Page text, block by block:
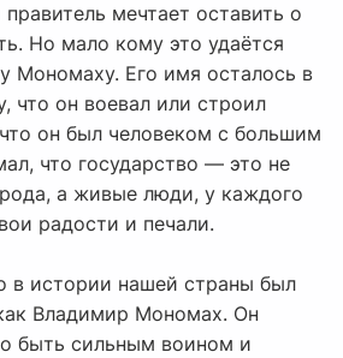
мечтает оставить о
Но мало кому это удаётся
Мономаху. Его имя осталось в
что он воевал или строил
он был человеком с большим
что государство — это не
а живые люди, у каждого
радости и печали.
в истории нашей страны был
Владимир Мономах. Он
быть сильным воином и